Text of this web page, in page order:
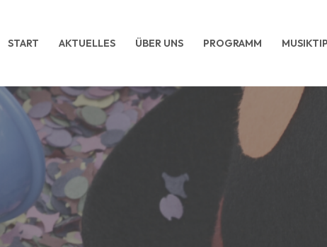
START AKTUELLES ÜBER UNS PROGRAMM